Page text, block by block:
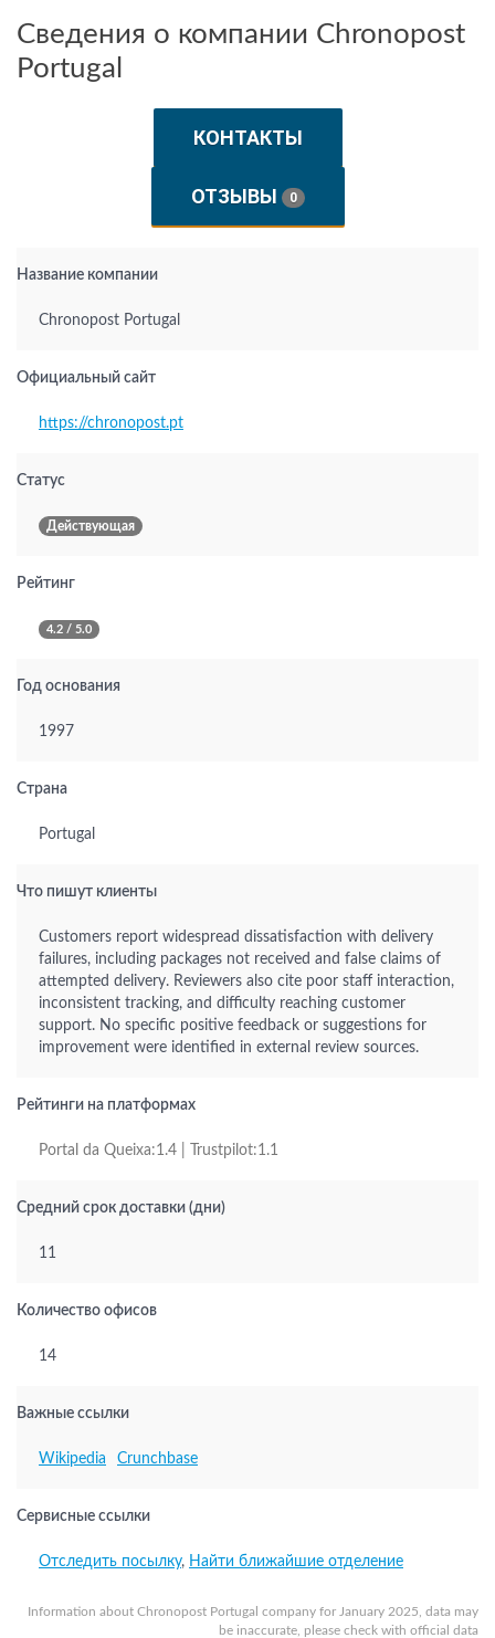
Сведения о компании Chronopost
Portugal
КОНТАКТЫ
ОТЗЫВЫ 0
Information about Chronopost Portugal company for January 2025, data may
be inaccurate, please check with official data
Название компании
Chronopost Portugal
Официальный сайт
https://chronopost.pt
Статус
Действующая
Рейтинг
4.2 / 5.0
Год основания
1997
Страна
Portugal
Что пишут клиенты
Customers report widespread dissatisfaction with delivery
failures, including packages not received and false claims of
attempted delivery. Reviewers also cite poor staff interaction,
inconsistent tracking, and difficulty reaching customer
support. No specific positive feedback or suggestions for
improvement were identified in external review sources.
Рейтинги на платформах
Portal da Queixa:1.4 | Trustpilot:1.1
Средний срок доставки (дни)
11
Количество офисов
14
Важные ссылки
Wikipedia Crunchbase
Сервисные ссылки
Отследить посылку, Найти ближайшие отделение